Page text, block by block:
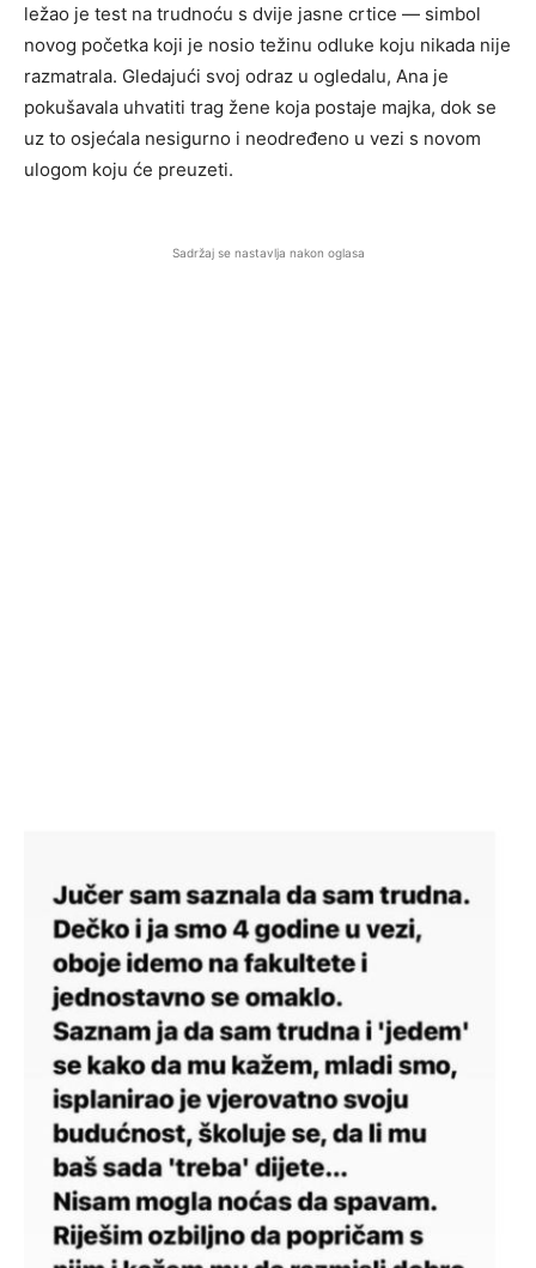
ležao je test na trudnoću s dvije jasne crtice — simbol
novog početka koji je nosio težinu odluke koju nikada nije
razmatrala. Gledajući svoj odraz u ogledalu, Ana je
pokušavala uhvatiti trag žene koja postaje majka, dok se
uz to osjećala nesigurno i neodređeno u vezi s novom
ulogom koju će preuzeti.
Sadržaj se nastavlja nakon oglasa